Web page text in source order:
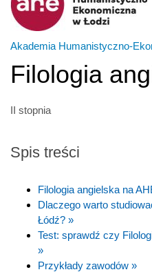
Akademia Humanistyczno-
Filologia
II stopnia
Spis treści
Filologia angielska na
Dlaczego warto
Łódź? »
Test: sprawdź czy
»
Przykłady zawodów »